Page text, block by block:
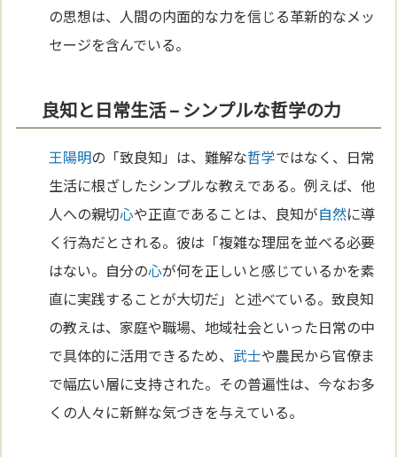
の思想は、人間の内面的な力を信じる革新的なメッ
セージを含んでいる。
良知と日常生活 – シンプルな哲学の力
王陽明の「致良知」は、難解な哲学ではなく、日常
生活に根ざしたシンプルな教えである。例えば、他
人への親切心や正直であることは、良知が自然に導
く行為だとされる。彼は「複雑な理屈を並べる必要
はない。自分の心が何を正しいと感じているかを素
直に実践することが大切だ」と述べている。致良知
の教えは、家庭や職場、地域社会といった日常の中
で具体的に活用できるため、 武士や農民から官僚ま
で幅広い層に支持された。その普遍性は、今なお多
くの人々に新鮮な気づきを与えている。